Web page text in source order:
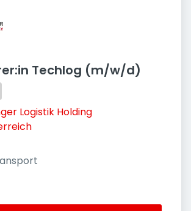
Techlog (m/w/d)
Logistik Holding